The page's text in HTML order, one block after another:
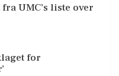
UMC’s liste over
for